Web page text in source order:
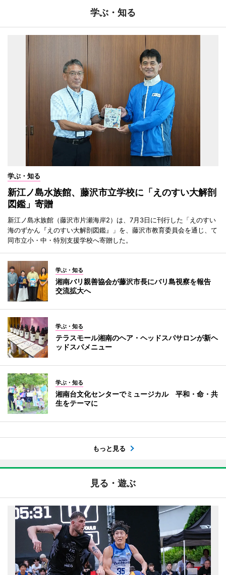
学ぶ・知る
学ぶ・知る
新江ノ島水族館、藤沢市立学校に「えのすい大解剖
図鑑」寄贈
新江ノ島水族館（藤沢市片瀬海岸2）は、7月3日に刊行した「えのすい
海のずかん『えのすい大解剖図鑑』」を、藤沢市教育委員会を通じ、て
同市立小・中・特別支援学校へ寄贈した。
学ぶ・知る
湘南バリ親善協会が藤沢市長にバリ島視察を報告
交流拡大へ
学ぶ・知る
テラスモール湘南のヘア・ヘッドスパサロンが新ヘ
ッドスパメニュー
学ぶ・知る
湘南台文化センターでミュージカル 平和・命・共
生をテーマに
もっと見る
見る・遊ぶ